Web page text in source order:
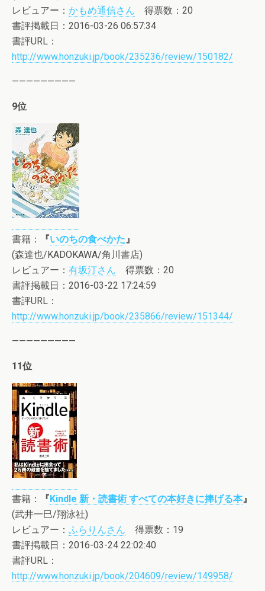
レビュアー： かもめ通信さん 得票数：20
書評掲載日：2016-03-26 06:57:34
書評URL：
http://www.honzuki.jp/book/235236/review/150182/
—————————
9位
書籍： 『いのちの食べかた』
(森達也/KADOKAWA/角川書店)
レビュアー： 有坂汀さん 得票数：20
書評掲載日：2016-03-22 17:24:59
書評URL：
http://www.honzuki.jp/book/235866/review/151344/
—————————
11位
書籍： 『Kindle 新・読書術 すべての本好きに捧げる本』
(武井一巳/翔泳社)
レビュアー： ふらりんさん 得票数：19
書評掲載日：2016-03-24 22:02:40
書評URL：
http://www.honzuki.jp/book/204609/review/149958/